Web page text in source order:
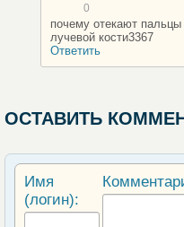
0
почему отекают
лучевой кости3367
Ответить
ОСТАВИТЬ
Имя
(логин):